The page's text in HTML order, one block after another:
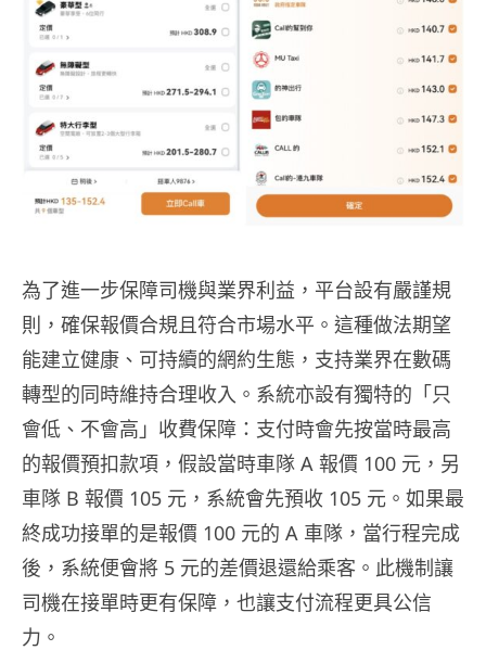
為了進一步保障司機與業界利益，平台設有嚴謹規
則，確保報價合規且符合市場水平。這種做法期望
能建立健康、可持續的網約生態，支持業界在數碼
轉型的同時維持合理收入。系統亦設有獨特的「只
會低、不會高」收費保障：支付時會先按當時最高
的報價預扣款項， 假設當時車隊 A 報價 100 元，另
車隊 B 報價 105 元，系統會先預收 105 元。如果最
終成功接單的是報價 100 元的 A 車隊，當行程完成
後，系統便會將 5 元的差價退還給乘客 。此機制讓
司機在接單時更有保障，也讓支付流程更具公信
力。